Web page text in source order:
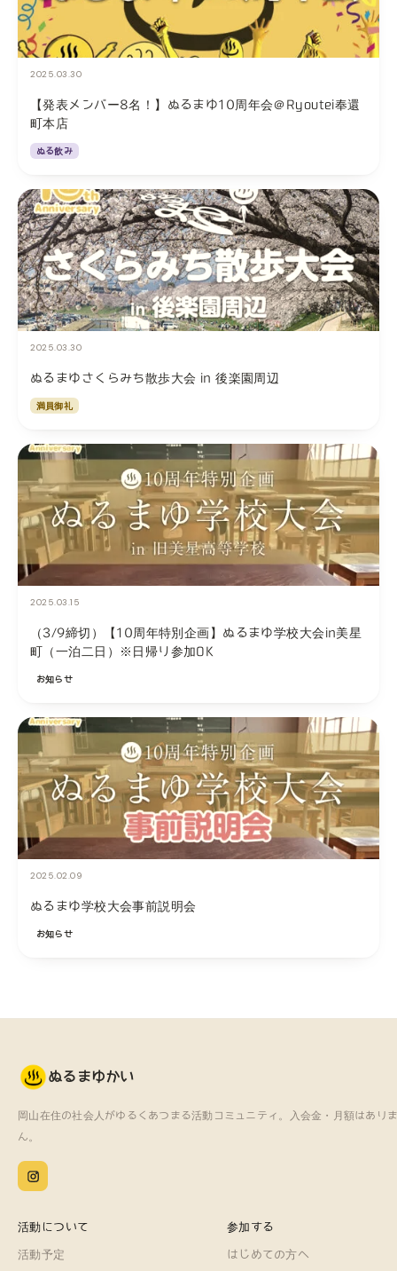
2025.03.30
【発表メンバー8名！】ぬるまゆ10周年会＠Ryoutei奉還
町本店
ぬる飲み
2025.03.30
ぬるまゆさくらみち散歩大会 in 後楽園周辺
満員御礼
2025.03.15
（3/9締切）【10周年特別企画】ぬるまゆ学校大会in美星
町（一泊二日）※日帰り参加OK
お知らせ
2025.02.09
ぬるまゆ学校大会事前説明会
お知らせ
ぬるまゆかい
岡山在住の社会人がゆるくあつまる活動コミュニティ。
入会金・月額はあり
ん。
活動について
活動予定
参加する
はじめての方へ